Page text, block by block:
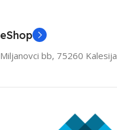
ZA PROSTOR DO (M2)
40
eShop
Miljanovci bb, 75260 Kalesija